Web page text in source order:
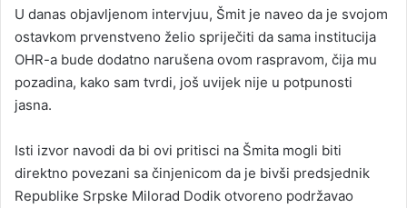
U danas objavljenom intervjuu, Šmit je naveo da je svojom
ostavkom prvenstveno želio spriječiti da sama institucija
OHR-a bude dodatno narušena ovom raspravom, čija mu
pozadina, kako sam tvrdi, još uvijek nije u potpunosti
jasna.
Isti izvor navodi da bi ovi pritisci na Šmita mogli biti
direktno povezani sa činjenicom da je bivši predsjednik
Republike Srpske Milorad Dodik otvoreno podržavao